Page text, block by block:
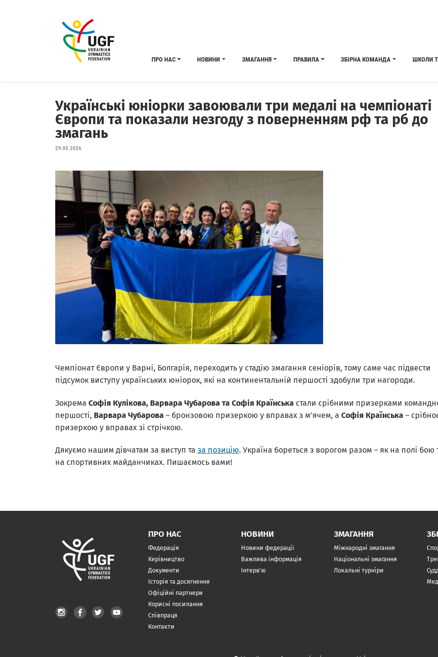
ПРО НАС НОВИНИ ЗМАГАННЯ ПРАВИЛА ЗБІРНА КОМАНДА ШКОЛИ
Українські юніорки завоювали три медалі на чемпіонаті
Європи та показали незгоду з поверненням рф та рб до
змагань
29.05.2026
Чемпіонат Європи у Варні, Болгарія, переходить у стадію змагання сеніорів, тому саме час підвести
підсумок виступу українських юніорок, які на континентальній першості здобули три нагороди.
Зокрема Софія Кулікова, Варвара Чубарова та Софія Країнськастали срібними призерками
першості, Варвара Чубарова– бронзовою призеркою у вправах з м’ячем, а Софія Країнська–
призеркою у вправах зі стрічкою.
Дякуємо нашим дівчатам за виступ та за позицію. Україна бореться з ворогом разом – як на полі бою
на спортивних майданчиках. Пишаємось вами!
ПРО НАС
Федерація
Керівництво
Документи
Історія та досягнення
Офіційні партнери
Корисні посилання
Співпраця
Контакти
НОВИНИ
Новини федерації
Важлива інформація
Інтерв’ю
ЗМАГАННЯ
Міжнародні змагання
Національні змагання
Локальні турніри